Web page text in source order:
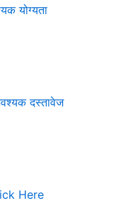
योग्यता
दस्तावेज
Here